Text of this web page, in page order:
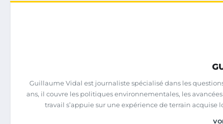
Guillaume Vidal est journaliste spécialisé dans les
ans, il couvre les politiques environnementales, les
travail s’appuie sur une expérience de terrain